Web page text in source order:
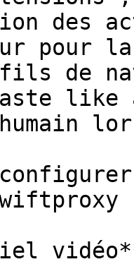
des
pour
de
like
humain